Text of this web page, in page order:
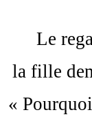
Le
la fille
«